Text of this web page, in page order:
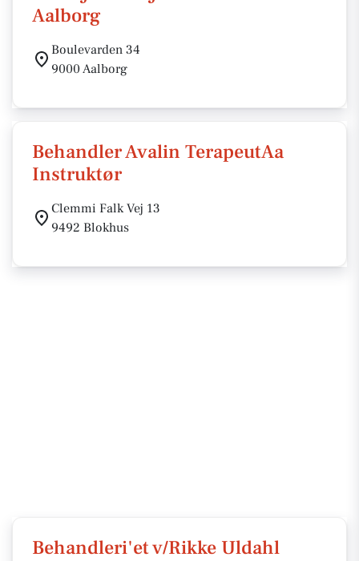
Aalborg
Boulevarden 34
9000 Aalborg
Behandler Avalin TerapeutAa
Instruktør
Clemmi Falk Vej 13
9492 Blokhus
Behandleri'et v/Rikke Uldahl